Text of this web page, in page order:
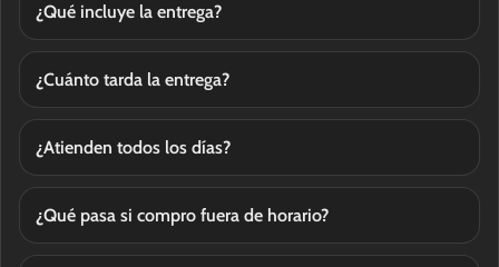
¿Qué incluye la entrega?
¿Cuánto tarda la entrega?
¿Atienden todos los días?
¿Qué pasa si compro fuera de horario?